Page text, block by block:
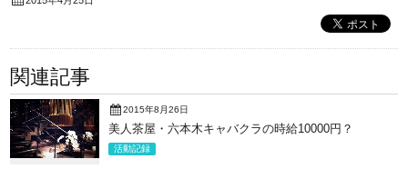
関連記事
2015年8月26日
美人茶屋・六本木キャバクラの時給10000円？
活動記録